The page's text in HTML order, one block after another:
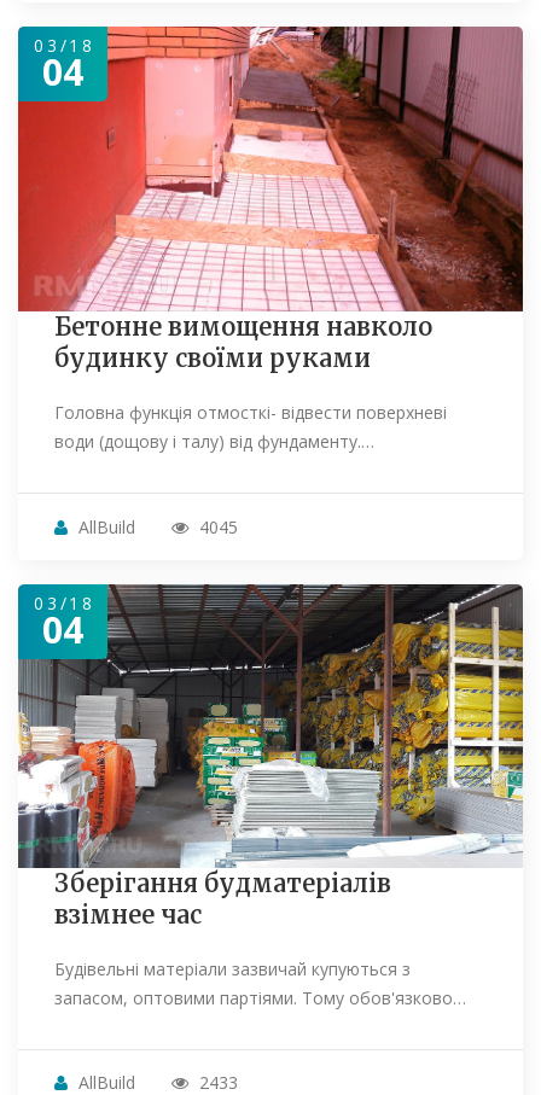
03/18
04
Бетонне вимощення навколо
будинку своїми руками
Головна функція отмосткі- відвести поверхневі
води (дощову і талу) від фундаменту.…
AllBuild 4045
03/18
04
Зберігання будматеріалів
взімнее час
Будівельні матеріали зазвичай купуються з
запасом, оптовими партіями. Тому обов'язково…
AllBuild 2433